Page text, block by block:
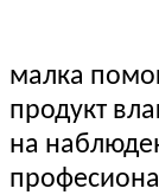
малка
продукт
на